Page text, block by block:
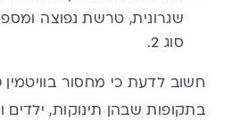
שגרונית, טרשת נפוצה
סוג 2.
בתקופות שבהן תינוקות,